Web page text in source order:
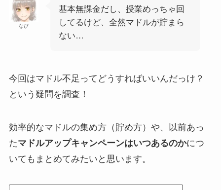
なぴ
基本無課金だし、授業めっちゃ回
してるけど、全然マドルが貯まら
ない…
今回はマドル不足ってどうすればいいんだっけ？
という疑問を調査！
効率的なマドルの集め方（貯め方）や、以前あっ
たマドルアップキャンペーンはいつあるのかにつ
いてもまとめてみたいと思います。